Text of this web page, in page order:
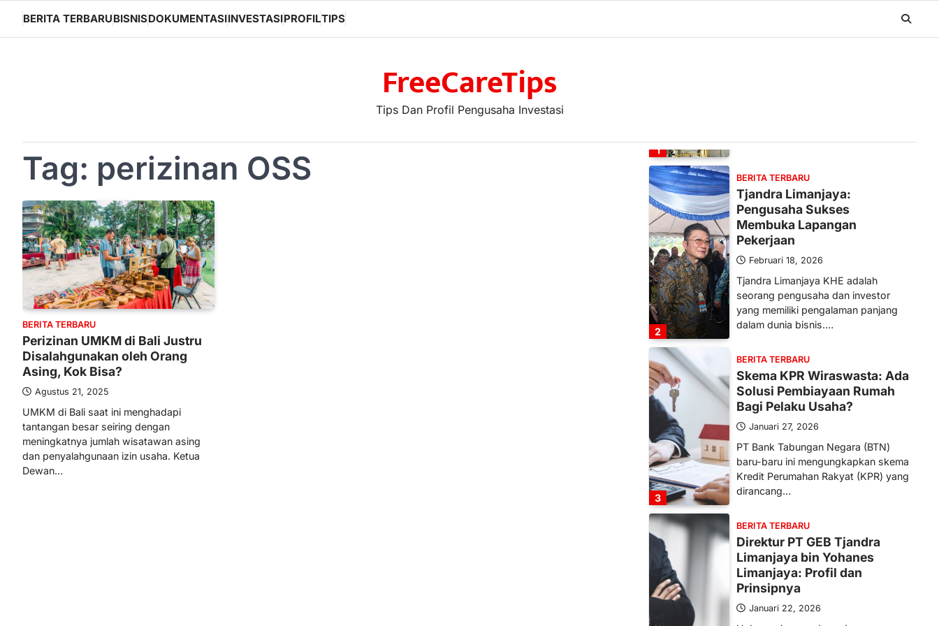
content
BERITA TERBARUBISNISDOKUMENTASIINVESTASIPROFILTIPS
FreeCareTips
Tips Dan Profil Pengusaha Investasi
Tag: perizinan OSS
BERITA TERBARU
Perizinan UMKM di Bali Justru
Disalahgunakan oleh Orang
Asing, Kok Bisa?
Agustus 21, 2025
UMKM di Bali saat ini menghadapi
tantangan besar seiring dengan
meningkatnya jumlah wisatawan asing
dan penyalahgunaan izin usaha. Ketua
Dewan…
1
situasi…
2
BERITA TERBARU
Tjandra Limanjaya:
Pengusaha Sukses
Membuka Lapangan
Pekerjaan
Februari 18, 2026
Tjandra Limanjaya KHE adalah
seorang pengusaha dan investor
yang memiliki pengalaman panjang
dalam dunia bisnis.…
3
BERITA TERBARU
Skema KPR Wiraswasta: Ada
Solusi Pembiayaan Rumah
Bagi Pelaku Usaha?
Januari 27, 2026
PT Bank Tabungan Negara (BTN)
baru-baru ini mengungkapkan skema
Kredit Perumahan Rakyat (KPR) yang
dirancang…
BERITA TERBARU
Direktur PT GEB Tjandra
Limanjaya bin Yohanes
Limanjaya: Profil dan
Prinsipnya
Januari 22, 2026